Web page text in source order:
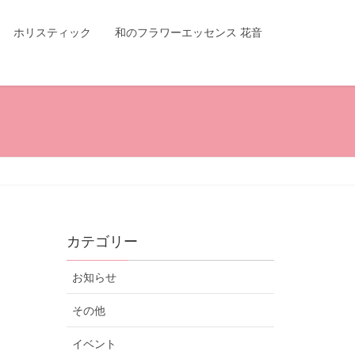
ホリスティック 和のフラワーエッセンス 花音
カテゴリー
お知らせ
その他
イベント